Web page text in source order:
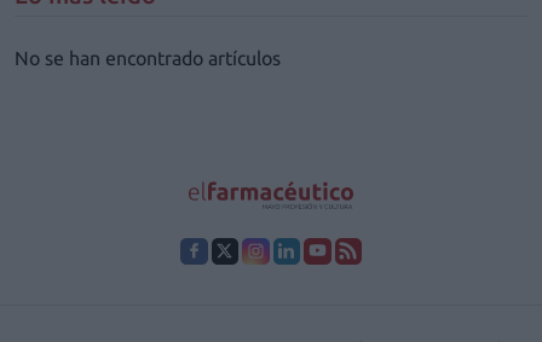
No se han encontrado artículos